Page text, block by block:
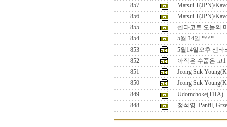
857
Matsui.T(JPN)/
856
Matsui.T(JPN)/
855
센타코트 오늘의
854
5월 14일 *^^*
853
5월14일오후 센타
852
아직은 수줍은 고1
851
Jeong Suk
850
Jeong Suk
849
Udomchoke(THA)
848
정석영. Panfil,